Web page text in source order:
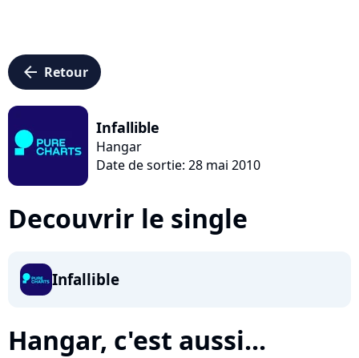
arrow_left Retour
Infallible
Hangar
Date de sortie: 28 mai 2010
Decouvrir le single
Infallible
Hangar, c'est aussi...